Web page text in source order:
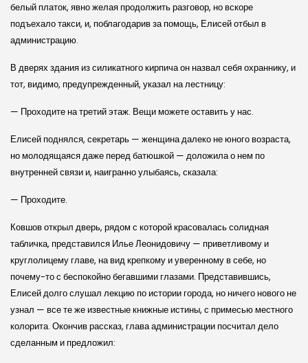
белый платок, явно желая продолжить разговор, но вскоре
подъехало такси, и, поблагодарив за помощь, Елисей отбыл в
администрацию.
В дверях здания из силикатного кирпича он назвал себя охраннику, и
тот, видимо, предупрежденный, указал на лестницу:
— Проходите на третий этаж. Вещи можете оставить у нас.
Елисей поднялся, секретарь — женщина далеко не юного возраста,
но молодящаяся даже перед батюшкой — доложила о нем по
внутренней связи и, наигранно улыбаясь, сказала:
— Проходите.
Ковшов открыл дверь, рядом с которой красовалась солидная
табличка, представился Илье Леонидовичу — приветливому и
круглолицему главе, на вид крепкому и уверенному в себе, но
почему-то с беспокойно бегавшими глазами. Представившись,
Елисей долго слушал лекцию по истории города, но ничего нового не
узнал — все те же известные книжные истины, с примесью местного
колорита. Окончив рассказ, глава администрации посчитал дело
сделанным и предложил: